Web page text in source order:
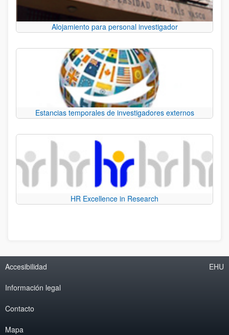
Alojamiento para personal investigador
Estancias temporales de investigadores externos
HR Excellence in Research
Accesibilidad
Información legal
Contacto
Mapa
EHU